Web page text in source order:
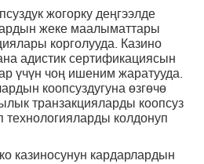
жогорку деңгээлде
жеке маалыматтары
корголууда. Казино
адистик сертификациясын
үчүн чоң ишеним жаратууда.
коопсуздугуна өзгөчө
транзакцияларды коопсуз
технологияларды колдонуп
казиносунун кардарлардын